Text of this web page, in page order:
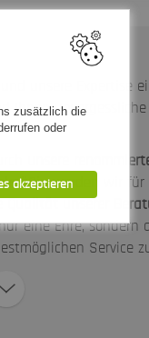
unsere Expertise
Ihnen unvergessliche
unsere
werden wir für
Qualität unserer
eine Ehre, sondern
Service
zusätzlich die
oder
akzeptieren